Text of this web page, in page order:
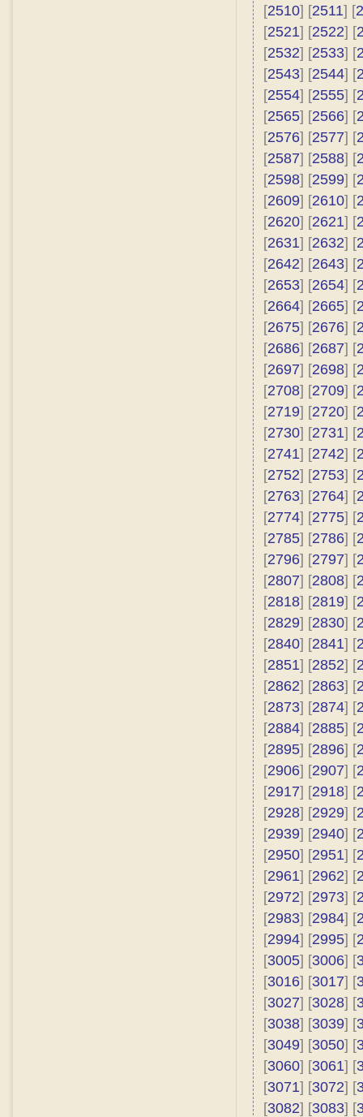
[2510] [2511] [
[2521] [2522] [
[2532] [2533] [
[2543] [2544] [
[2554] [2555] [
[2565] [2566] [
[2576] [2577] [
[2587] [2588] [
[2598] [2599] [
[2609] [2610] [
[2620] [2621] [
[2631] [2632] [
[2642] [2643] [
[2653] [2654] [
[2664] [2665] [
[2675] [2676] [
[2686] [2687] [
[2697] [2698] [
[2708] [2709] [
[2719] [2720] [
[2730] [2731] [
[2741] [2742] [
[2752] [2753] [
[2763] [2764] [
[2774] [2775] [
[2785] [2786] [
[2796] [2797] [
[2807] [2808] [
[2818] [2819] [
[2829] [2830] [
[2840] [2841] [
[2851] [2852] [
[2862] [2863] [
[2873] [2874] [
[2884] [2885] [
[2895] [2896] [
[2906] [2907] [
[2917] [2918] [
[2928] [2929] [
[2939] [2940] [
[2950] [2951] [
[2961] [2962] [
[2972] [2973] [
[2983] [2984] [
[2994] [2995] [
[3005] [3006] [
[3016] [3017] [
[3027] [3028] [
[3038] [3039] [
[3049] [3050] [
[3060] [3061] [
[3071] [3072] [
[3082] [3083] [